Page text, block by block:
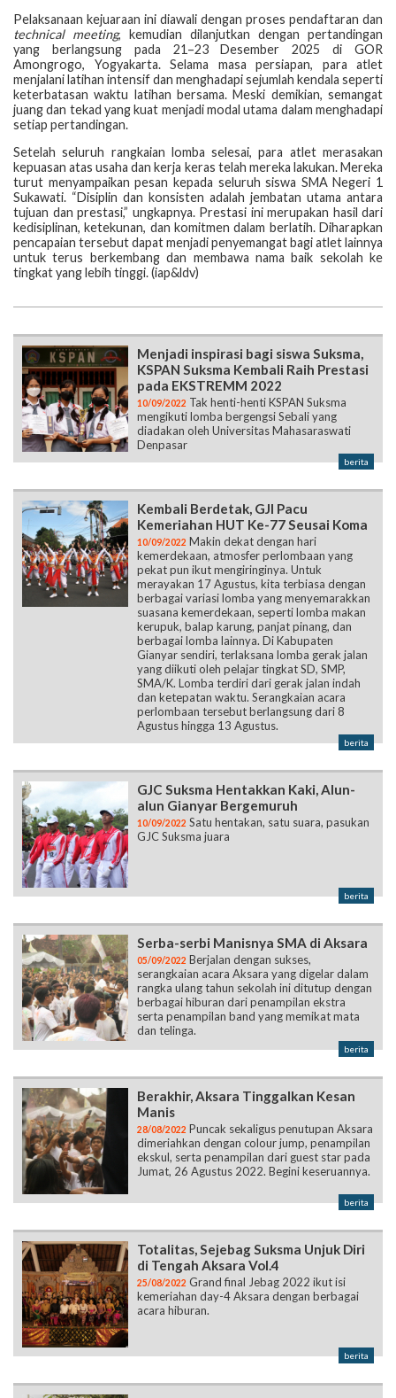
Pelaksanaan kejuaraan ini diawali dengan proses pendaftaran dan
technical meeting, kemudian dilanjutkan dengan pertandingan
yang berlangsung pada 21–23 Desember 2025 di GOR
Amongrogo, Yogyakarta. Selama masa persiapan, para atlet
menjalani latihan intensif dan menghadapi sejumlah kendala seperti
keterbatasan waktu latihan bersama. Meski demikian, semangat
juang dan tekad yang kuat menjadi modal utama dalam menghadapi
setiap pertandingan.
Setelah seluruh rangkaian lomba selesai, para atlet merasakan
kepuasan atas usaha dan kerja keras telah mereka lakukan. Mereka
turut menyampaikan pesan kepada seluruh siswa SMA Negeri 1
Sukawati. “Disiplin dan konsisten adalah jembatan utama antara
tujuan dan prestasi,” ungkapnya. Prestasi ini merupakan hasil dari
kedisiplinan, ketekunan, dan komitmen dalam berlatih. Diharapkan
pencapaian tersebut dapat menjadi penyemangat bagi atlet lainnya
untuk terus berkembang dan membawa nama baik sekolah ke
tingkat yang lebih tinggi. (iap&ldv)
Menjadi inspirasi bagi siswa Suksma,
KSPAN Suksma Kembali Raih Prestasi
pada EKSTREMM 2022
10/09/2022 Tak henti-henti KSPAN Suksma
mengikuti lomba bergengsi Sebali yang
diadakan oleh Universitas Mahasaraswati
Denpasar
berita
Kembali Berdetak, GJI Pacu
Kemeriahan HUT Ke-77 Seusai Koma
10/09/2022 Makin dekat dengan hari
kemerdekaan, atmosfer perlombaan yang
pekat pun ikut mengiringinya. Untuk
merayakan 17 Agustus, kita terbiasa dengan
berbagai variasi lomba yang menyemarakkan
suasana kemerdekaan, seperti lomba makan
kerupuk, balap karung, panjat pinang, dan
berbagai lomba lainnya. Di Kabupaten
Gianyar sendiri, terlaksana lomba gerak jalan
yang diikuti oleh pelajar tingkat SD, SMP,
SMA/K. Lomba terdiri dari gerak jalan indah
dan ketepatan waktu. Serangkaian acara
perlombaan tersebut berlangsung dari 8
Agustus hingga 13 Agustus.
berita
GJC Suksma Hentakkan Kaki, Alun-
alun Gianyar Bergemuruh
10/09/2022 Satu hentakan, satu suara, pasukan
GJC Suksma juara
berita
Serba-serbi Manisnya SMA di Aksara
05/09/2022 Berjalan dengan sukses,
serangkaian acara Aksara yang digelar dalam
rangka ulang tahun sekolah ini ditutup dengan
berbagai hiburan dari penampilan ekstra
serta penampilan band yang memikat mata
dan telinga.
berita
Berakhir, Aksara Tinggalkan Kesan
Manis
28/08/2022 Puncak sekaligus penutupan Aksara
dimeriahkan dengan colour jump, penampilan
ekskul, serta penampilan dari guest star pada
Jumat, 26 Agustus 2022. Begini keseruannya.
berita
Totalitas, Sejebag Suksma Unjuk Diri
di Tengah Aksara Vol.4
25/08/2022 Grand final Jebag 2022 ikut isi
kemeriahan day-4 Aksara dengan berbagai
acara hiburan.
berita